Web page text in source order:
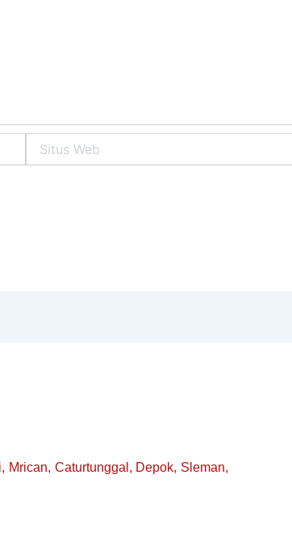
Web
Mrican, Caturtunggal, Depok, Sleman,